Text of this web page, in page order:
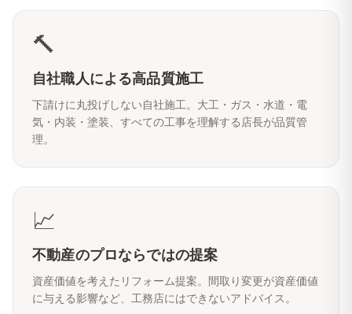
🔨
自社職人による高品質施工
下請けに丸投げしない自社施工。大工・ガス・水道・電
気・内装・塗装、すべての工事を理解する店長が品質管
理。
📈
不動産のプロならではの提案
資産価値を考えたリフォーム提案。間取り変更が資産価値
に与える影響など、工務店にはできないアドバイス。